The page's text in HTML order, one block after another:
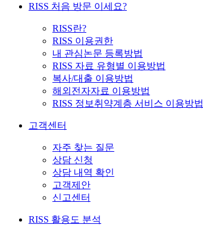
RISS 처음 방문 이세요?
RISS란?
RISS 이용권한
내 관심논문 등록방법
RISS 자료 유형별 이용방법
복사/대출 이용방법
해외전자자료 이용방법
RISS 정보취약계층 서비스 이용방법
고객센터
자주 찾는 질문
상담 신청
상담 내역 확인
고객제안
신고센터
RISS 활용도 분석